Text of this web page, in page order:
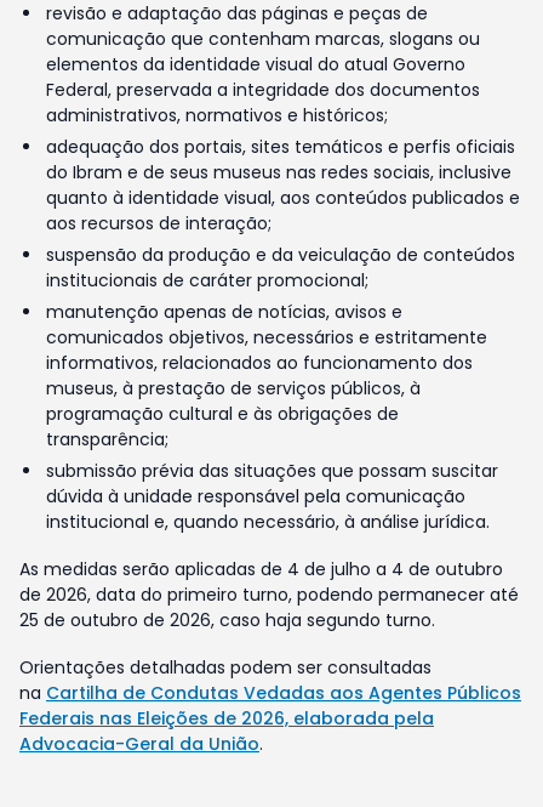
revisão e adaptação das páginas e peças de
comunicação que contenham marcas, slogans ou
elementos da identidade visual do atual Governo
Federal, preservada a integridade dos documentos
administrativos, normativos e históricos;
adequação dos portais, sites temáticos e perfis oficiais
do Ibram e de seus museus nas redes sociais, inclusive
quanto à identidade visual, aos conteúdos publicados e
aos recursos de interação;
suspensão da produção e da veiculação de conteúdos
institucionais de caráter promocional;
manutenção apenas de notícias, avisos e
comunicados objetivos, necessários e estritamente
informativos, relacionados ao funcionamento dos
museus, à prestação de serviços públicos, à
programação cultural e às obrigações de
transparência;
submissão prévia das situações que possam suscitar
dúvida à unidade responsável pela comunicação
institucional e, quando necessário, à análise jurídica.
As medidas serão aplicadas de 4 de julho a 4 de outubro
de 2026, data do primeiro turno, podendo permanecer até
25 de outubro de 2026, caso haja segundo turno.
Orientações detalhadas podem ser consultadas
na Cartilha de Condutas Vedadas aos Agentes Públicos
Federais nas Eleições de 2026, elaborada pela
Advocacia-Geral da União.